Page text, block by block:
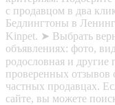
с продавцом в два
Бедлингтоны в
Kinpet. ➤ Выбрать
объявлениях: фото,
родословная и
проверенных отзывов
частных продавцах.
сайте, вы можете